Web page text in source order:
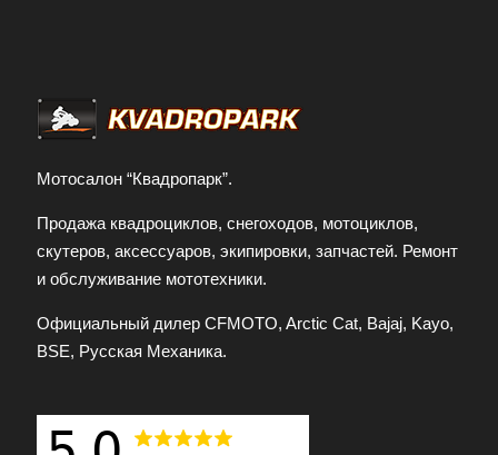
Мотосалон “Квадропарк”.
Продажа квадроциклов, снегоходов, мотоциклов,
скутеров, аксессуаров, экипировки, запчастей. Ремонт
и обслуживание мототехники.
Официальный дилер CFMOTO, Arctic Cat, Bajaj, Kayo,
BSE, Русская Механика.